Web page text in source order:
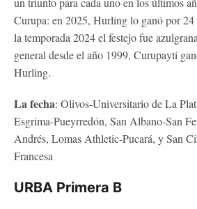
Curupa: en 2025, Hurling lo ganó por 24
la temporada 2024 el festejo fue
general desde el año 1999, Curupaytí
Hurling.
La fecha: Olivos-Universitario de La
Esgrima-Pueyrredón, San Albano-San
Andrés, Lomas Athletic-Pucará, y San
Francesa
URBA Primera B